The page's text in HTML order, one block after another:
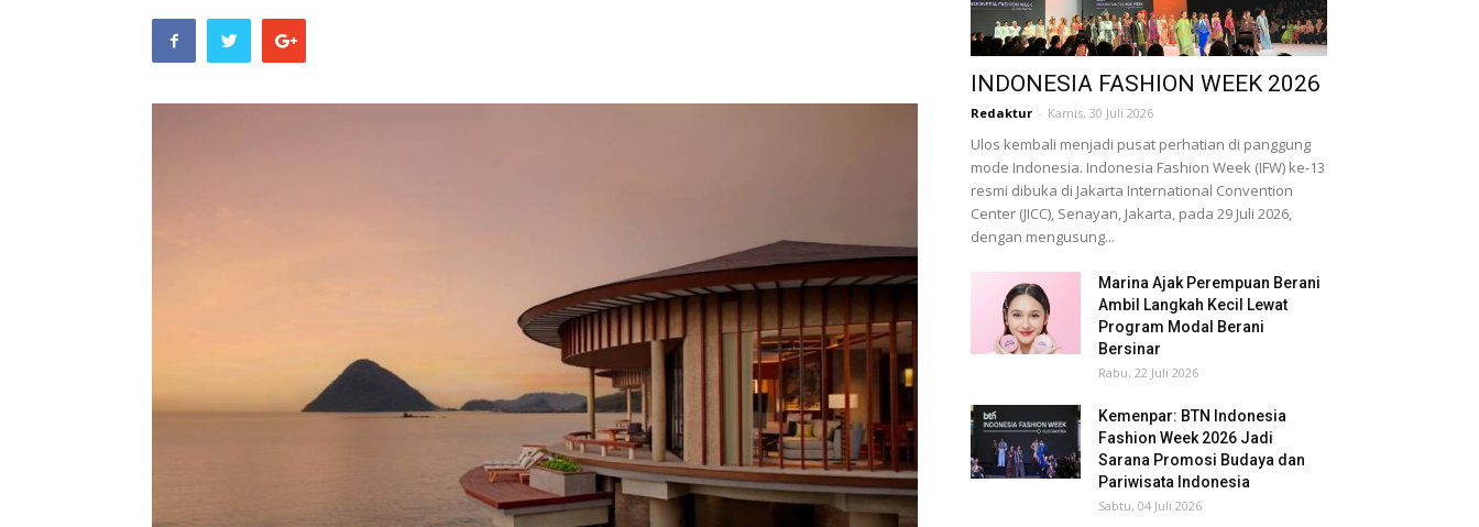
Career
Style
INDONESIA FASHION WEEK 2026
Redaktur - Kamis, 30 Juli 2026
Ulos kembali menjadi pusat perhatian di panggung
mode Indonesia. Indonesia Fashion Week (IFW) ke-13
resmi dibuka di Jakarta International Convention
Center (JICC), Senayan, Jakarta, pada 29 Juli 2026,
dengan mengusung...
Marina Ajak Perempuan Berani
Ambil Langkah Kecil Lewat
Program Modal Berani
Bersinar
Rabu, 22 Juli 2026
Kemenpar: BTN Indonesia
Fashion Week 2026 Jadi
Sarana Promosi Budaya dan
Pariwisata Indonesia
Sabtu, 04 Juli 2026